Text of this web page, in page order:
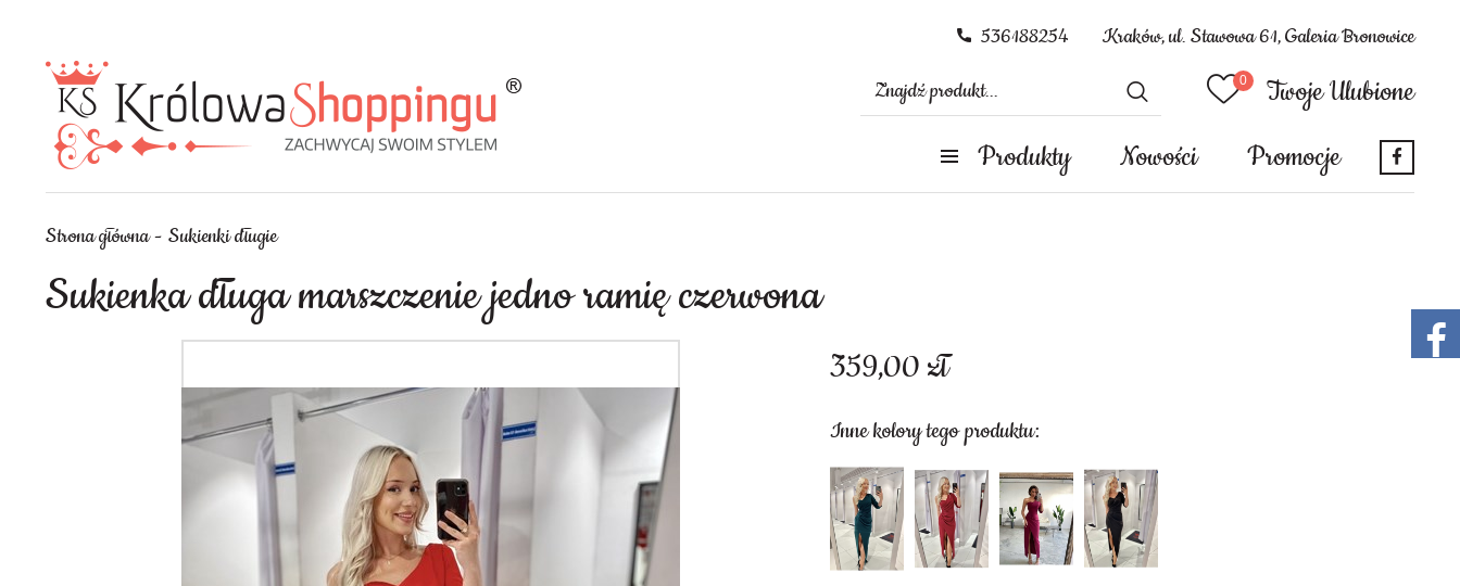
Kraków, ul. Stawowa 61, Galeria Bronowice
536188254
Twoje Ulubione
Produkty
Nowości Promocje
Strona główna Sukienki długie
Sukienka długa marszczenie jedno ramię czerwona
359,00 zł
Inne kolory tego produktu: